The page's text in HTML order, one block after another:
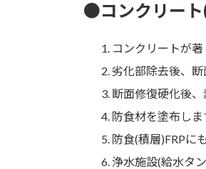
●コンクリート
コンクリートが
劣化部除去後、断
断面修復硬化後、
防食材を塗布しま
防食(積層)FRPに
浄水施設(給水タ